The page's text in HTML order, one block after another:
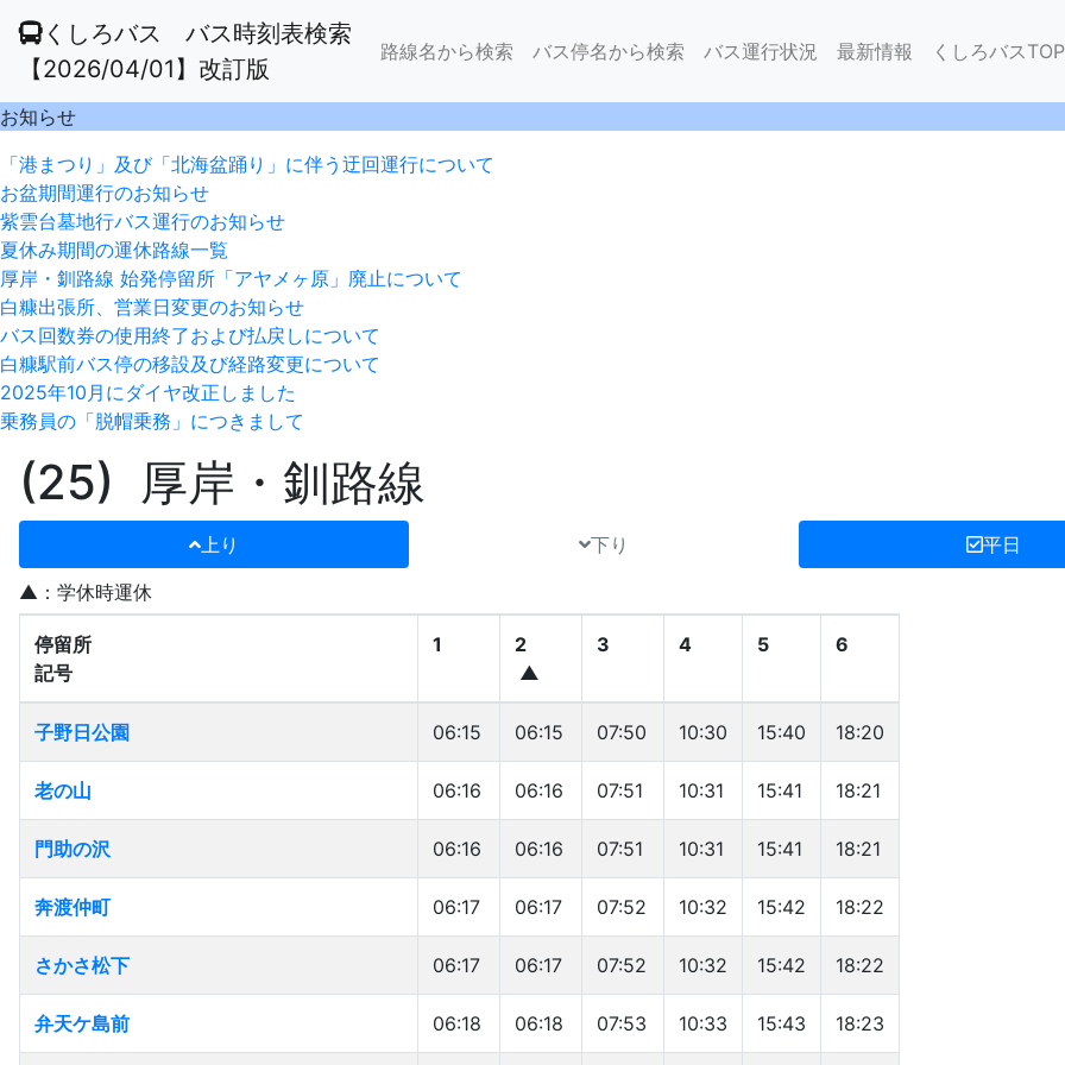
くしろバス バス時刻表検索
【2026/04/01】改訂版
路線名から検索 バス停名から検索 バス運行状況 最新情報 くしろバスTOP
お知らせ
「港まつり」及び「北海盆踊り」に伴う迂回運行について
お盆期間運行のお知らせ
紫雲台墓地行バス運行のお知らせ
夏休み期間の運休路線一覧
厚岸・釧路線 始発停留所「アヤメヶ原」廃止について
白糠出張所、営業日変更のお知らせ
バス回数券の使用終了および払戻しについて
白糠駅前バス停の移設及び経路変更について
2025年10月にダイヤ改正しました
乗務員の「脱帽乗務」につきまして
(25) 厚岸・釧路線
上り 下り
平日
▲：学休時運休
停留所
記号
1
2
▲
3 4 5 6
停留所
記号
▲
子野日公園 06:15 06:15 07:50 10:30 15:40 18:20
老の山 06:16 06:16 07:51 10:31 15:41 18:21
門助の沢 06:16 06:16 07:51 10:31 15:41 18:21
奔渡仲町 06:17 06:17 07:52 10:32 15:42 18:22
さかさ松下 06:17 06:17 07:52 10:32 15:42 18:22
弁天ケ島前 06:18 06:18 07:53 10:33 15:43 18:23
停留所
記号
子野日公園
老の山
門助の沢
奔渡仲町
さかさ松下
弁天ケ島前